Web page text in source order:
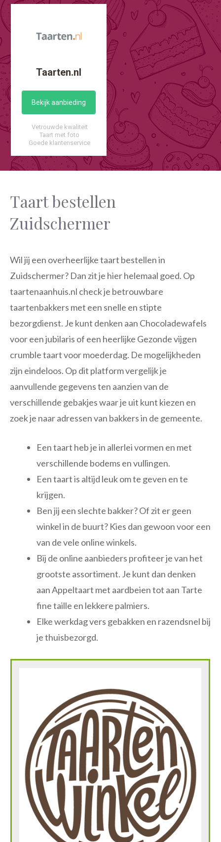
Taarten.nl
Bekijk aanbieding
Vetrouwde kwaliteit
Taart met foto
Goede klantenservice
Taart bestellen
Zuidschermer
Wil jij een overheerlijke taart bestellen in
Zuidschermer? Dan zit je hier helemaal goed. Op
taartenaanhuis.nl check je betrouwbare
taartenbakkers met een snelle en stipte
bezorgdienst. Je kunt denken aan Chocoladewafels
voor een jubilaris of een heerlijke Gezonde vijgen
crumble taart voor moederdag. De mogelijkheden
zijn eindeloos. Op dit platform vergelijk je
aanvullende gegevens ten aanzien van de
verschillende gebakjes waar je uit kunt kiezen en
zoek je naar adressen van bakkers in de gemeente.
Een taart heb je in allerlei vormen en met
verschillende bodems en vullingen.
Een taart is altijd leuk om te geven en te
krijgen.
Ben jij een slechte bakker? Of zit er geen
winkel in de buurt? Kies dan gewoon voor een
van de vele online winkels.
Bij de online aanbieders profiteer je van het
grootste assortiment. Je kunt dan denken
aan Appeltaart met aardbeien tot aan Tarte
fine taille en lekkere palmiers.
Elke werkdag vers gebakken en razendsnel bij
je thuisbezorgd.